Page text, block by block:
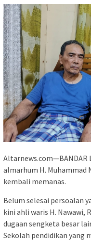
Altarnews.com—BANDAR
almarhum H. Muhammad
kembali memanas.
Belum selesai persoalan
kini ahli waris H. Nawawi,
dugaan sengketa besar
Sekolah pendidikan yang